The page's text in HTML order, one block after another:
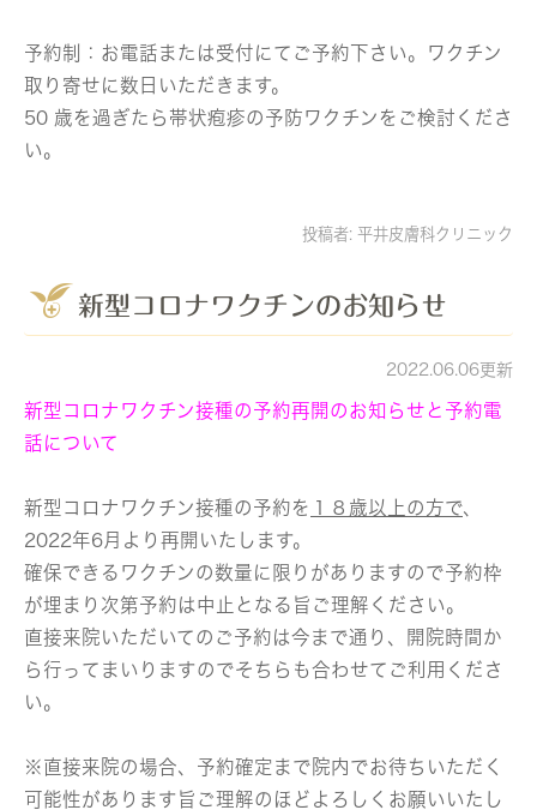
予約制：お電話または受付にてご予約下さい。ワクチン
取り寄せに数日いただきます。
50 歳を過ぎたら帯状疱疹の予防ワクチンをご検討くださ
い。
投稿者: 平井皮膚科クリニック
新型コロナワクチンのお知らせ
2022.06.06更新
新型コロナワクチン接種の予約再開のお知らせと予約電
話について
新型コロナワクチン接種の予約を １８歳以上の方で、
2022年6月より再開いたします。
確保できるワクチンの数量に限りがありますので予約枠
が埋まり次第予約は中止となる旨ご理解ください。
直接来院いただいてのご予約は今まで通り、開院時間か
ら行ってまいりますのでそちらも合わせてご利用くださ
い。
※直接来院の場合、予約確定まで院内でお待ちいただく
可能性があります旨ご理解のほどよろしくお願いいたし